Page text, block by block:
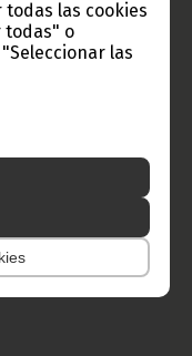
las cookies
todas" o
las